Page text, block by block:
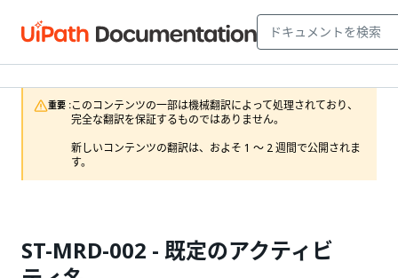
重要 :このコンテンツの一部は機械翻訳によって処理されており、
完全な翻訳を保証するものではありません。
新しいコンテンツの翻訳は、およそ 1 ～ 2 週間で公開されま
す。
ST-MRD-002 - 既定のアクティビ